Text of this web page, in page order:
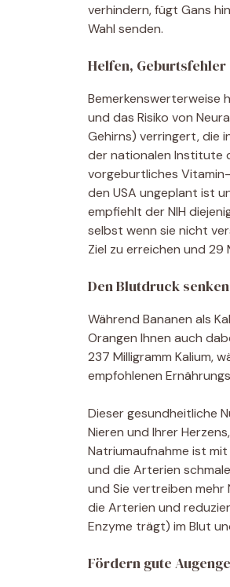
verhindern, fügt Gans
Wahl senden.
Helfen,
Bemerkenswerterweise
und das Risiko von
Gehirns) verringert, die
der nationalen Institute
vorgeburtliches
den USA ungeplant ist
empfiehlt der NIH
selbst wenn sie nicht
Ziel zu erreichen und
Den Blutdruck senken
Während Bananen als
Orangen Ihnen auch
237 Milligramm Kalium,
empfohlenen
Dieser gesundheitliche
Nieren und Ihrer
Natriumaufnahme ist
und die Arterien
und Sie vertreiben mehr
die Arterien und
Enzyme trägt) im Blut
Fördern gute